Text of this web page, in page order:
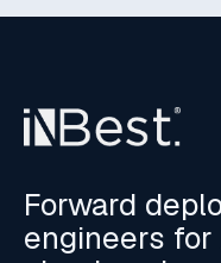
Forward
engineers for